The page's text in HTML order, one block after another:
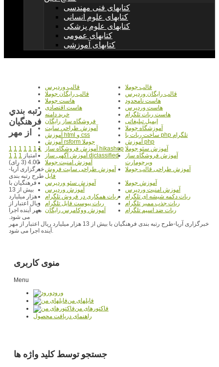
کتابهای فنی مهندسی
کتابهای علوم انسانی
کتابهای علوم پزشکی
کتابهای عمومی
کتابهای آموزشی
قالب جوملا
قالب وردپرس
قالب رایگان وردپرس
قالب رایگان جوملا
هاست نامحدود
هاست جوملا
هاست وردپرس
هاست اقتصادی
هاست ربات تلگرام
خرید دامنه
ایمیل تبلیغاتی
فروشگاه ساز رایگان
آموزشگاه جوملا
آموزش طراحی سایت
ساخت ربات با php تلگرام
آموزش html و css
آموزش php
آموزش rsform جوملا
آموزش سئو جوملا آموزش فروشگاه ساز hikashop
آموزش فروشگاه ساز
ویرچومارت
آموزش آگهی ساز djclassified
آموزش امنیت جوملا
آموزش طراحی قالب جوملا
آموزش طراحی سایت فروش
فایل
آموزش جوملا
آموزش سئو وردپرس
آموزش امنیت وردپرس
آموزش وردپرس
ربات دکمه شیشه ای تلگرام
ربات همکاری در فروش تلگرام
ربات جذب ممبر تلگرام
ربات پیوست فایل تلگرام
ربات ضد اسپم تلگرام
آموزش ووکامرس رایگان
رتبه بندي
فرهنگيان
از مهر
1 1 1 1 1 1 1
1 1 1 امتیاز
4.00 (3 رای)
خبرگزاری آریا-
طرح رتبه بندی
فرهنگیان با
بیش از 13
هزار میلیارد
ریال اعتبار از
مهر آینده اجرا
می شود.
خبرگزاری آریا-طرح رتبه بندی فرهنگیان با بیش از 13 هزار میلیارد ریال اعتبار از مهر
آینده اجرا می شود.
منوی کاربری
Menu
ورود
فایلهای من
فاکتورهای من
راهنمای دریافت محصول
جستجو توسط کلید واژه ها